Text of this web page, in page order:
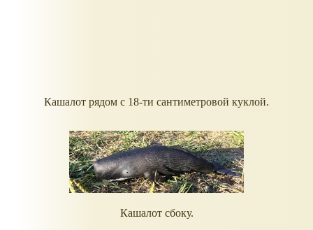
Кашалот рядом с 18-ти сантиметровой куклой.
Кашалот сбоку.